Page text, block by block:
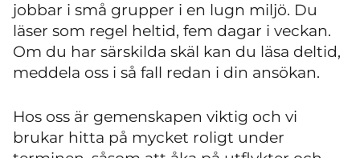
jobbar i små grupper i en lugn miljö. Du
läser som regel heltid, fem dagar i veckan.
Om du har särskilda skäl kan du läsa deltid,
meddela oss i så fall redan i din ansökan.
Hos oss är gemenskapen viktig och vi
brukar hitta på mycket roligt under